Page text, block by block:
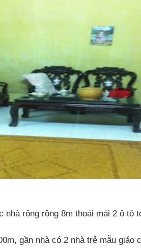
rộng rộng 8m thoải mái 2 ô tô
gần nhà có 2 nhà trẻ mẫu giáo